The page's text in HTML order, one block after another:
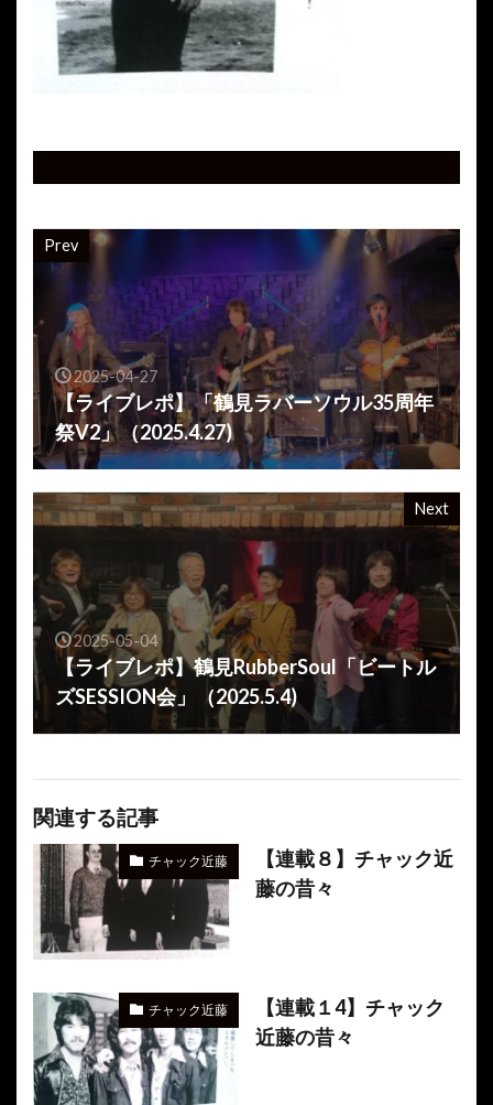
Prev
2025-04-27
【ライブレポ】「鶴見ラバーソウル35周年
祭V2」（2025.4.27)
Next
2025-05-04
【ライブレポ】鶴見RubberSoul「ビートル
ズSESSION会」（2025.5.4)
関連する記事
チャック近藤
【連載８】チャック近
藤の昔々
チャック近藤
【連載１4】チャック
近藤の昔々